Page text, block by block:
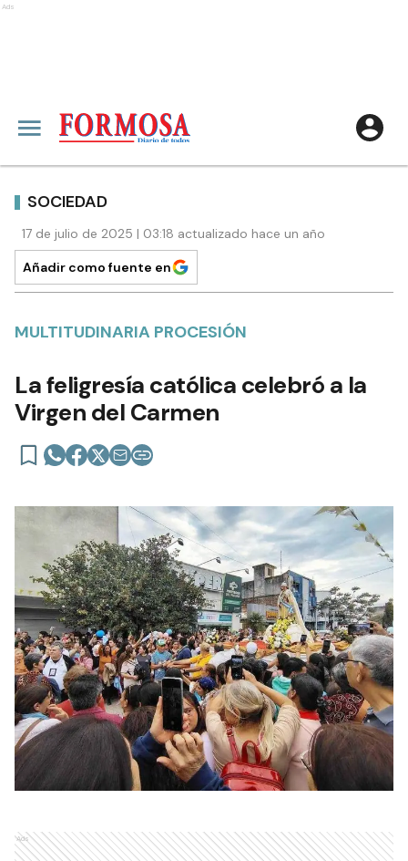
Ads
SOCIEDAD
17 de julio de 2025 | 03:18 actualizado hace un año
Añadir como fuente en
MULTITUDINARIA PROCESIÓN
La feligresía católica celebró a la
Virgen del Carmen
Ads